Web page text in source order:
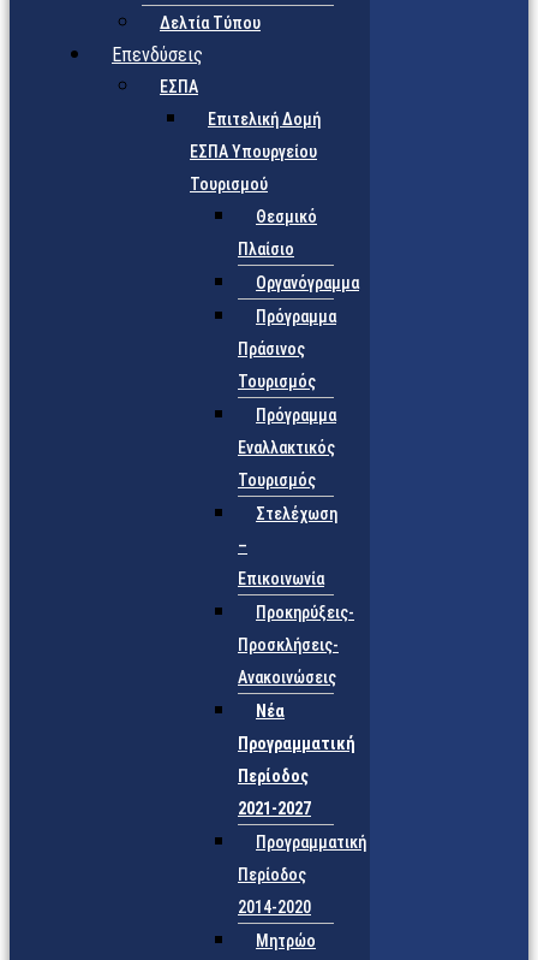
Δελτία Τύπου
Επενδύσεις
ΕΣΠΑ
Επιτελική Δομή
ΕΣΠΑ Υπουργείου
Τουρισμού
Θεσμικό
Πλαίσιο
Οργανόγραμμα
Πρόγραμμα
Πράσινος
Τουρισμός
Πρόγραμμα
Εναλλακτικός
Τουρισμός
Στελέχωση
–
Επικοινωνία
Προκηρύξεις-
Προσκλήσεις-
Ανακοινώσεις
Νέα
Προγραμματική
Περίοδος
2021-2027
Προγραμματική
Περίοδος
2014-2020
Μητρώο